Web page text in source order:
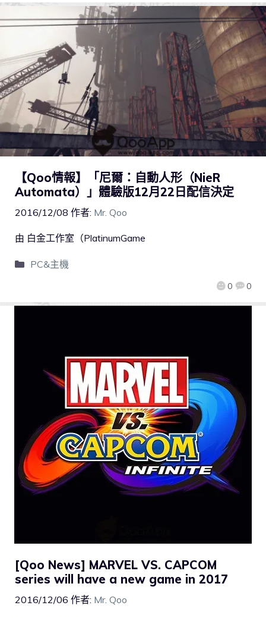
【Qoo情報】「尼爾：自動人形（NieR
Automata）」體驗版12月22日配信決定
2016/12/08 作者: Mr. Qoo
0 0
由 白金工作室（PlatinumGame
PC&主機
[Qoo News] MARVEL VS. CAPCOM
series will have a new game in 2017
2016/12/06 作者: Mr. Qoo